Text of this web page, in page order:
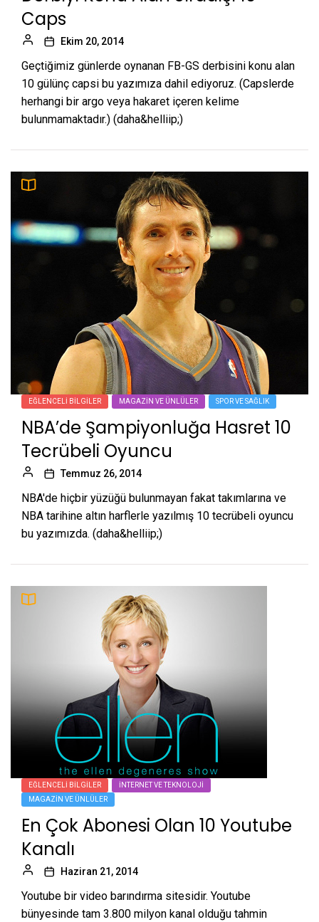
Caps
Ekim 20, 2014
Geçtiğimiz günlerde oynanan FB-GS derbisini konu alan
10 gülünç capsi bu yazımıza dahil ediyoruz. (Capslerde
herhangi bir argo veya hakaret içeren kelime
bulunmamaktadır.) (daha&helliip;)
EĞLENCELI BILGILER MAGAZIN VE ÜNLÜLER SPOR VE SAĞLIK
NBA’de Şampiyonluğa Hasret 10
Tecrübeli Oyuncu
Temmuz 26, 2014
NBA'de hiçbir yüzüğü bulunmayan fakat takımlarına ve
NBA tarihine altın harflerle yazılmış 10 tecrübeli oyuncu
bu yazımızda. (daha&helliip;)
EĞLENCELI BILGILER
İNTERNET VE TEKNOLOJI
MAGAZIN VE ÜNLÜLER
En Çok Abonesi Olan 10 Youtube
Kanalı
Haziran 21, 2014
Youtube bir video barındırma sitesidir. Youtube
bünyesinde tam 3.800 milyon kanal olduğu tahmin